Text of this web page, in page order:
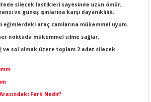
silecek lastikleri sayesinde uzun ömür,
ve güneş ışınlarına karşı dayanıklılık.
eğimlerdeki araç camlarına mükemmel uyum.
noktada mükemmel silme sağlar.
ve sol olmak üzere toplam 2 adet silecek
Fark Nedir?